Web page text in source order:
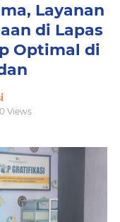
Layanan
di Lapas
Optimal di
0 Views